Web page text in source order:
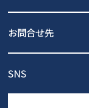
3,980円（税込）以
発送日・送料詳細に
ご利用ください。
発送日・送料詳細に
ご利用ください。
の片道無料サービス
ントとしても安心し
お問合せ先
営業時間：11時～17時
SNS